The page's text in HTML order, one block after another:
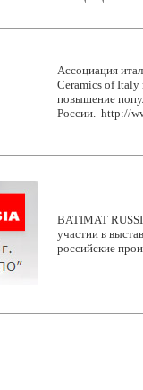
Ассоциация
Ceramics of Italy
повышение
России. http://
BATIMAT
участии в
российские